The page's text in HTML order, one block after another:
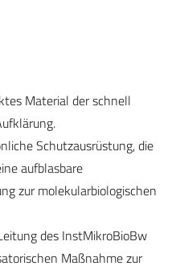
Material der schnell
Schutzausrüstung, die
aufblasbare
zur molekularbiologischen
des InstMikroBioBw
Maßnahme zur